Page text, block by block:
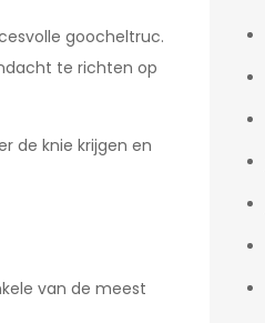
goocheltruc.
te richten op
de knie krijgen en
van de meest